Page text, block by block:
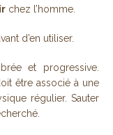
chez l’homme.
d’en utiliser.
et progressive.
être associé à une
régulier. Sauter